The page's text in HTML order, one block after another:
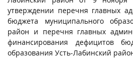
утверждении перечня главных
бюджета муниципального
район и перечня главных
финансирования дефицитов
образования Усть-Лабинский